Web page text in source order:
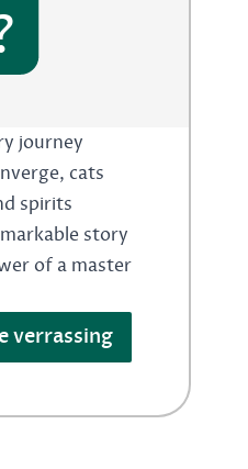
journey
cats
spirits
story
of a master
verrassing